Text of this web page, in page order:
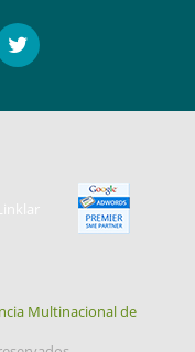
Multinacional de